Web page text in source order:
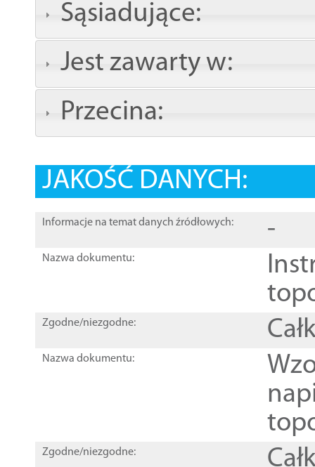
Sąsiadujące:
Jest zawarty w:
Przecina:
JAKOŚĆ DANYCH:
Informacje na temat danych źródłowych: -
Nazwa dokumentu:
Zgodne/niezgodne:
Nazwa dokumentu:
Zgodne/niezgodne: